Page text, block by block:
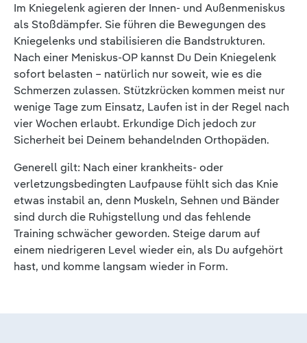
Im Kniegelenk agieren der Innen- und Außenmeniskus
als Stoßdämpfer. Sie führen die Bewegungen des
Kniegelenks und stabilisieren die Bandstrukturen.
Nach einer Meniskus-OP kannst Du Dein Kniegelenk
sofort belasten – natürlich nur soweit, wie es die
Schmerzen zulassen. Stützkrücken kommen meist nur
wenige Tage zum Einsatz, Laufen ist in der Regel nach
vier Wochen erlaubt. Erkundige Dich jedoch zur
Sicherheit bei Deinem behandelnden Orthopäden.
Generell gilt: Nach einer krankheits- oder
verletzungsbedingten Laufpause fühlt sich das Knie
etwas instabil an, denn Muskeln, Sehnen und Bänder
sind durch die Ruhigstellung und das fehlende
Training schwächer geworden. Steige darum auf
einem niedrigeren Level wieder ein, als Du aufgehört
hast, und komme langsam wieder in Form.